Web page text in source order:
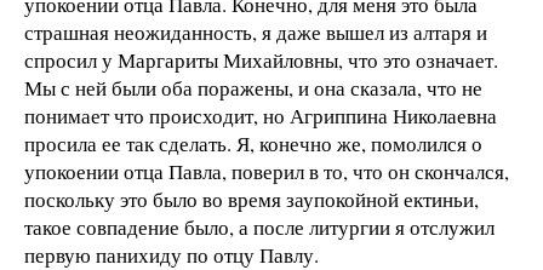
страшная неожиданность, я даже вышел из алтаря и
спросил у Маргариты Михайловны, что это означает.
Мы с ней были оба поражены, и она сказала, что не
понимает что происходит, но Агриппина Николаевна
просила ее так сделать. Я, конечно же, помолился о
упокоении отца Павла, поверил в то, что он скончался,
поскольку это было во время заупокойной ектиньи,
такое совпадение было, а после литургии я отслужил
первую панихиду по отцу Павлу.